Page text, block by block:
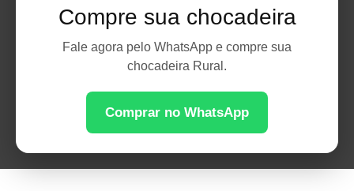
Compre sua chocadeira
Fale agora pelo WhatsApp e compre sua
chocadeira Rural.
Comprar no WhatsApp
ACESSAR MODELO AGORA